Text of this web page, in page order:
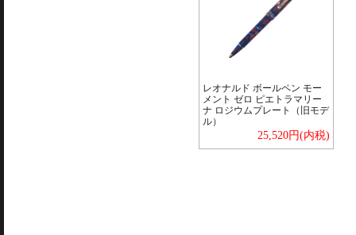
レオナルド ボールペン モー
メント ゼロ ピエトラマリー
ナ ロジウムプレート（旧モデ
ル）
25,520円(内税)